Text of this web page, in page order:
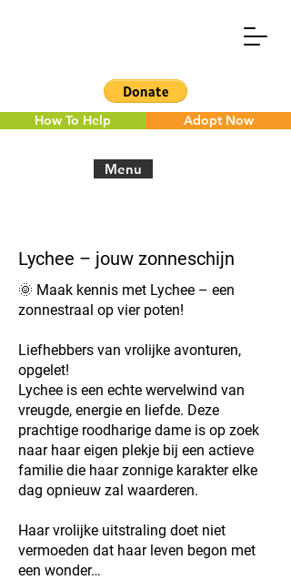
How To Help Adopt Now
Menu
Lychee – jouw zonneschijn
🌞 Maak kennis met Lychee – een
zonnestraal op vier poten!
Liefhebbers van vrolijke avonturen,
opgelet!
Lychee is een echte wervelwind van
vreugde, energie en liefde. Deze
prachtige roodharige dame is op zoek
naar haar eigen plekje bij een actieve
familie die haar zonnige karakter elke
dag opnieuw zal waarderen.
Haar vrolijke uitstraling doet niet
vermoeden dat haar leven begon met
een wonder…